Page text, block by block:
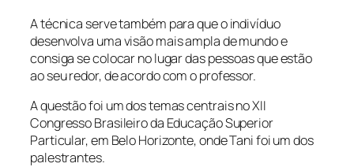
A técnica serve também para que o indivíduo
desenvolva uma visão mais ampla de mundo e
consiga se colocar no lugar das pessoas que estão
ao seu redor, de acordo com o professor.
A questão foi um dos temas centrais no XII
Congresso Brasileiro da Educação Superior
Particular, em Belo Horizonte, onde Tani foi um dos
palestrantes.